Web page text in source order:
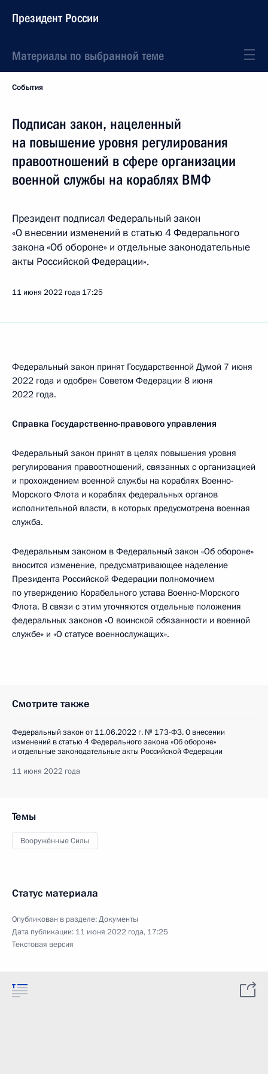
Президент России
Материалы по выбранной теме
События
Подписан закон, нацеленный
на повышение уровня регулирования
правоотношений в сфере организации
военной службы на кораблях ВМФ
Президент подписал Федеральный закон
«О внесении изменений в статью 4 Федерального
закона «Об обороне» и отдельные законодательные
акты Российской Федерации».
11 июня 2022 года 17:25
Федеральный закон принят Государственной Думой 7 июня
2022 года и одобрен Советом Федерации 8 июня
2022 года.
Справка Государственно-правового управления
Федеральный закон принят в целях повышения уровня
регулирования правоотношений, связанных с организацией
и прохождением военной службы на кораблях Военно-
Морского Флота и кораблях федеральных органов
исполнительной власти, в которых предусмотрена военная
служба.
Федеральным законом в Федеральный закон «Об обороне»
вносится изменение, предусматривающее наделение
Президента Российской Федерации полномочием
по утверждению Корабельного устава Военно-Морского
Флота. В связи с этим уточняются отдельные положения
федеральных законов «О воинской обязанности и военной
службе» и «О статусе военнослужащих».
Смотрите также
Федеральный закон от 11.06.2022 г. № 173-ФЗ. О внесении
изменений в статью 4 Федерального закона «Об обороне»
и отдельные законодательные акты Российской Федерации
11 июня 2022 года
Темы
Вооружённые Силы
Статус материала
Опубликован в разделе:Документы
Дата публикации: 11 июня 2022 года, 17:25
Текстовая версия